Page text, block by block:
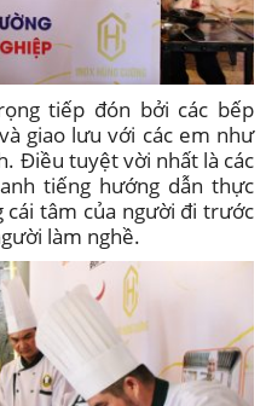
tiếp đón bởi các bếp
giao lưu với các em như
Điều tuyệt vời nhất là các
tiếng hướng dẫn thực
cái tâm của người đi trước
làm nghề.